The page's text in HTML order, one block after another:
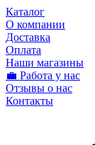
Каталог
О компании
Доставка
Оплата
Наши магазины
💼 Работа у нас
Отзывы о нас
Контакты